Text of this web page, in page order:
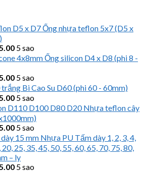
Ống nhựa teflon 5x7 (D5 x
5 sao
Ống silicon D4 x D8 (phi 8 -
5 sao
Bi Cao Su D60 (phi 60 - 60mm)
5 sao
Nhựa teflon cây
5 sao
Nhựa PU Tấm dày 1, 2, 3, 4,
20, 25, 35, 45, 50, 55, 60, 65, 70, 75, 80,
– ly
5 sao